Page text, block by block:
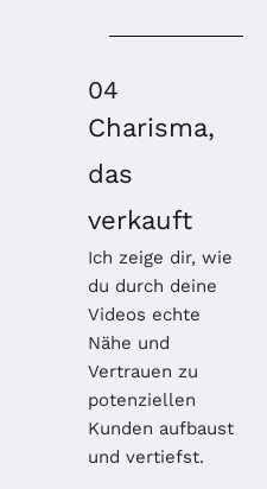
04
Charisma,
das
verkauft
Ich zeige dir, wie
du durch deine
Videos echte
Nähe und
Vertrauen zu
potenziellen
Kunden aufbaust
und vertiefst.